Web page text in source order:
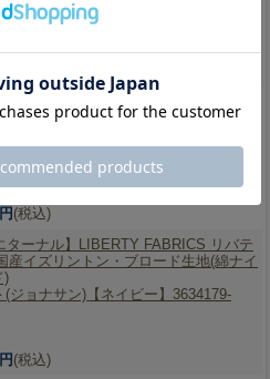
ターナル】
LIBERTY FABRICS リバテ
産イズリントン・ブロード生地(綿ナイ
(ジョナサン)【ブルーパープル】
(税込)
ターナル】 LIBERTY FABRICS リバテ
産イズリントン・ブロード生地(綿ナイ
)
(ジョナサン)【ネイビー】3634179-
(税込)